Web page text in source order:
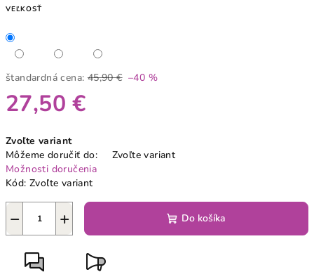
VEĽKOSŤ
štandardná cena: 45,90 € –40 %
27,50 €
cena:
Zvoľte variant
Môžeme doručiť do:
Zvoľte variant
Možnosti doručenia
Kód: Zvoľte variant
+
− Do košíka